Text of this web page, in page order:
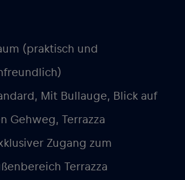
(praktisch und
Mit Bullauge, Blick auf
Gehweg, Terrazza
Zugang zum
Terrazza